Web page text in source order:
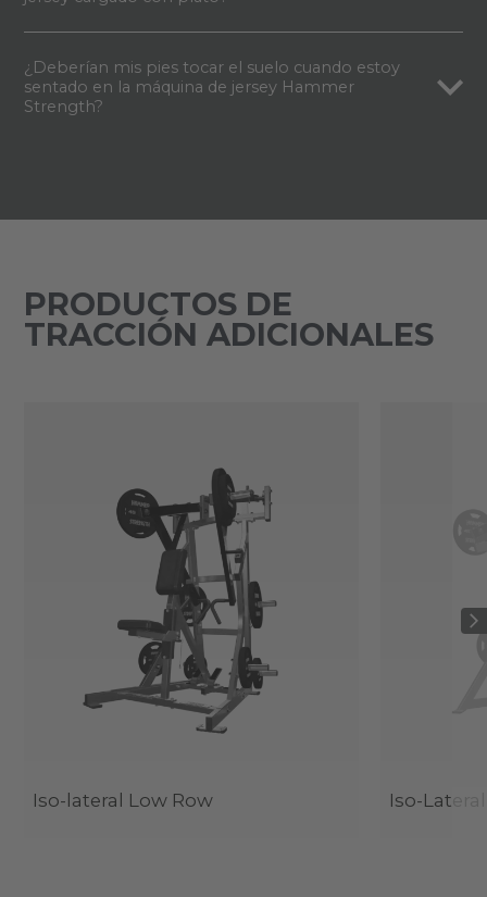
¿Deberían mis pies tocar el suelo cuando estoy
sentado en la máquina de jersey Hammer
Strength?
PRODUCTOS DE
TRACCIÓN ADICIONALES
Iso-lateral Low Row Iso-Lateral